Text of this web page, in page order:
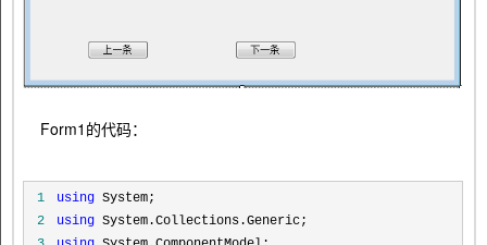
Form1的代码：
1 using System;
2
using System.Collections.Generic;